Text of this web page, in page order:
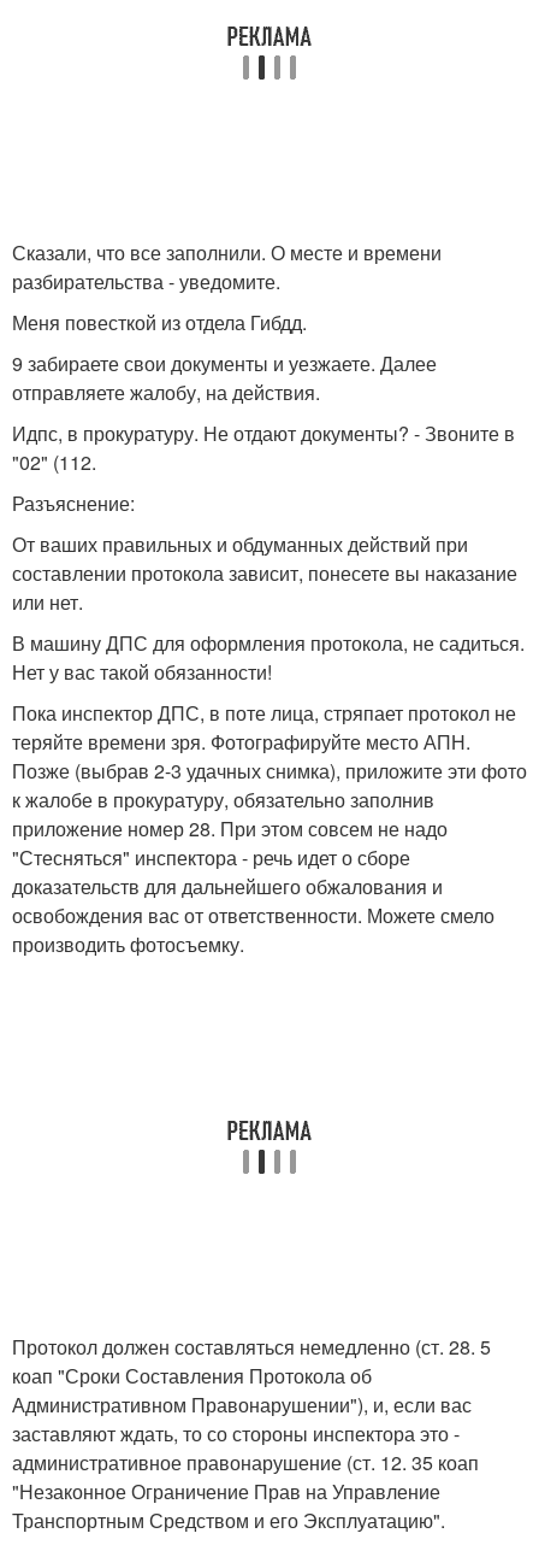
Сказали, что все заполнили. О месте и времени
разбирательства - уведомите.
Меня повесткой из отдела Гибдд.
9 забираете свои документы и уезжаете. Далее
отправляете жалобу, на действия.
Идпс, в прокуратуру. Не отдают документы? - Звоните в
"02" (112.
Разъяснение:
От ваших правильных и обдуманных действий при
составлении протокола зависит, понесете вы наказание
или нет.
В машину ДПС для оформления протокола, не садиться.
Нет у вас такой обязанности!
Пока инспектор ДПС, в поте лица, стряпает протокол не
теряйте времени зря. Фотографируйте место АПН.
Позже (выбрав 2-3 удачных снимка), приложите эти фото
к жалобе в прокуратуру, обязательно заполнив
приложение номер 28. При этом совсем не надо
"Стесняться" инспектора - речь идет о сборе
доказательств для дальнейшего обжалования и
освобождения вас от ответственности. Можете смело
производить фотосъемку.
Протокол должен составляться немедленно (ст. 28. 5
коап "Сроки Составления Протокола об
Административном Правонарушении"), и, если вас
заставляют ждать, то со стороны инспектора это -
административное правонарушение (ст. 12. 35 коап
"Незаконное Ограничение Прав на Управление
Транспортным Средством и его Эксплуатацию".